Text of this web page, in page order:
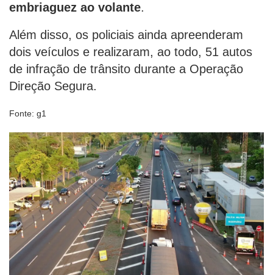
embriaguez ao volante.
Além disso, os policiais ainda apreenderam
dois veículos e realizaram, ao todo, 51 autos
de infração de trânsito durante a Operação
Direção Segura.
Fonte: g1